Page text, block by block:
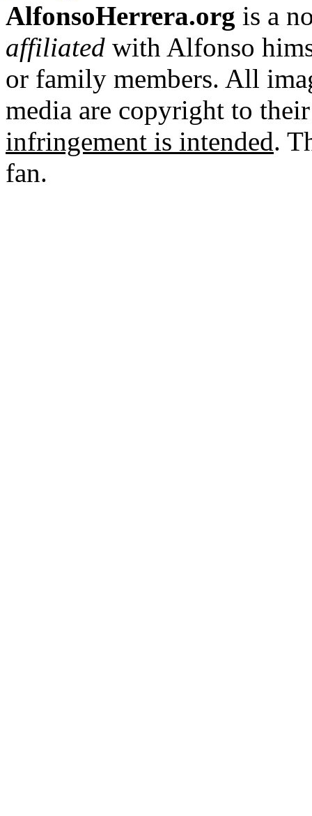
AlfonsoHerrera.org is a
affiliated with Alfonso
or family members. All
media are copyright to
infringement is intended.
fan.